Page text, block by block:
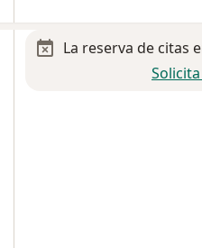
La reserva de citas